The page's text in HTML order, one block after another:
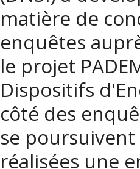
matière de
enquêtes
le projet
Dispositifs
côté des
se
réalisées une